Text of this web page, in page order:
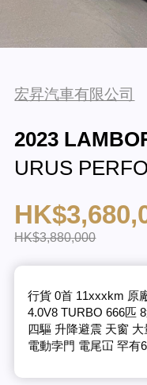
宏昇汽車有限公司
2023
URUS
HK$3,880,000
行貨 0首 11xxxkm 原
4.0V8 TURBO 666匹
四驅 升降避震 天窗
電動孛門 電尾冚 罕有